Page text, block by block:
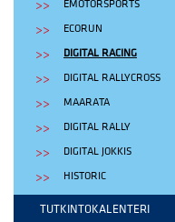
EMOTORSPORTS
ECORUN
DIGITAL RACING
DIGITAL RALLYCROSS
MAARATA
DIGITAL RALLY
DIGITAL JOKKIS
HISTORIC
TUTKINTOKALENTERI